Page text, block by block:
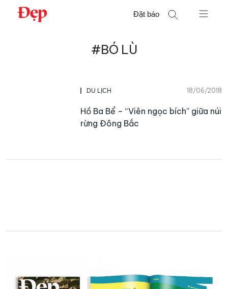
Chuyển
Đặt báo
#BÓ LÙ
DU LỊCH 18/06/2018
Hồ Ba Bể – “Viên ngọc bích” giữa núi
rừng Đông Bắc